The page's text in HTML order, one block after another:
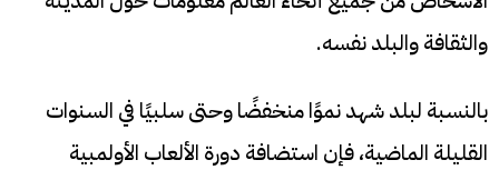
والثقافة والبلد نفسه.
بالنسبة لبلد شهد نموًا منخفضًا وحتى سلبيًا في السنوات
القليلة الماضية، فإن استضافة دورة الألعاب الأولمبية